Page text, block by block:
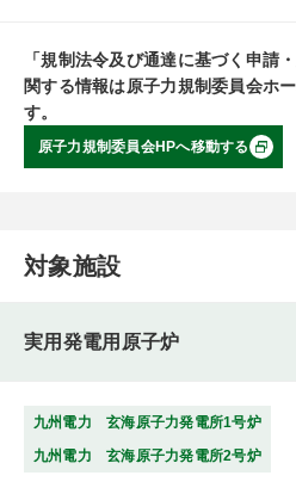
「規制法令及び通達に基づく申請
関する情報は原子力規制委員会ホ
す。
原子力規制委員会HPへ移動する
対象施設
実用発電用原子炉
九州電力 玄海原子力発電所1号炉
九州電力 玄海原子力発電所2号炉